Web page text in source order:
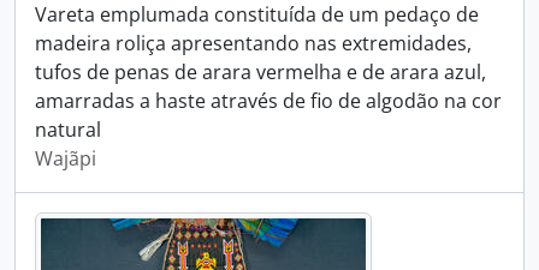
Vareta emplumada constituída de um pedaço de
madeira roliça apresentando nas extremidades,
tufos de penas de arara vermelha e de arara azul,
amarradas a haste através de fio de algodão na cor
natural
Wajãpi